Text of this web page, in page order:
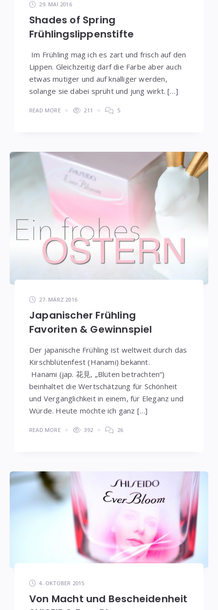
29. MAI 2016
Shades of Spring
Frühlingslippenstifte
Im Frühling mag ich es zart und frisch auf den
Lippen. Gleichzeitig darf die Farbe aber auch
etwas mutiger und auf knalliger werden,
solange sie dabei sprüht und jung wirkt. […]
READ MORE 211 5
27. MÄRZ 2016
Japanischer Frühling
Favoriten & Gewinnspiel
Der japanische Frühling ist weltweit durch das
Kirschblütenfest (Hanami) bekannt.
Hanami (jap. 花見, „Blüten betrachten“)
beinhaltet die Wertschätzung für Schönheit
und Vergänglichkeit in einem, für Eleganz und
Würde. Heute möchte ich ganz […]
READ MORE 392 26
4. OKTOBER 2015
Von Macht und Bescheidenheit